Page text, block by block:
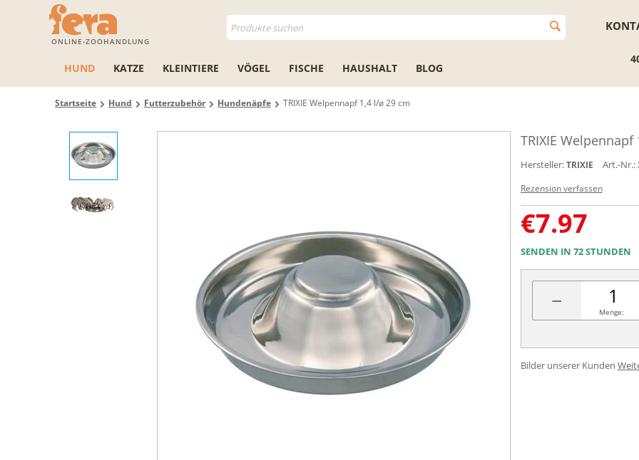
ONLINE-ZOOHANDLUNG
HUND KATZE KLEINTIERE VÖGEL FISCHE HAUSHALT BLOG
Startseite Hund Futterzubehör Hundenäpfe TRIXIE Welpennapf 1,4 l/ø 29 cm
TRIXIE
Hersteller: TRIXIE Art.-Nr.:
Rezension verfassen
€7.97
SENDEN IN 72 STUNDEN
− Menge:
Bilder unserer Kunden